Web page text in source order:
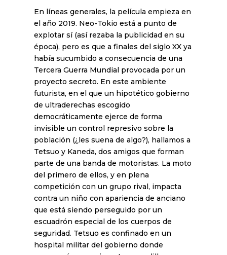
En líneas generales, la película empieza en
el año 2019. Neo-Tokio está a punto de
explotar sí (así rezaba la publicidad en su
época), pero es que a finales del siglo XX ya
había sucumbido a consecuencia de una
Tercera Guerra Mundial provocada por un
proyecto secreto. En este ambiente
futurista, en el que un hipotético gobierno
de ultraderechas escogido
democráticamente ejerce de forma
invisible un control represivo sobre la
población (¿les suena de algo?), hallamos a
Tetsuo y Kaneda, dos amigos que forman
parte de una banda de motoristas. La moto
del primero de ellos, y en plena
competición con un grupo rival, impacta
contra un niño con apariencia de anciano
que está siendo perseguido por un
escuadrón especial de los cuerpos de
seguridad. Tetsuo es confinado en un
hospital militar del gobierno donde